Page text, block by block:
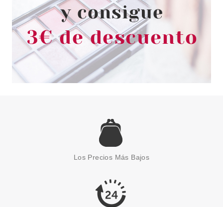
L´OCCITANE EN PROVENCE
L´OCCITANE EN PROVENCE
DELIGHTFUL ROSE CREMA
MANOS 30 ML
4.99€
Los Precios Más Bajos